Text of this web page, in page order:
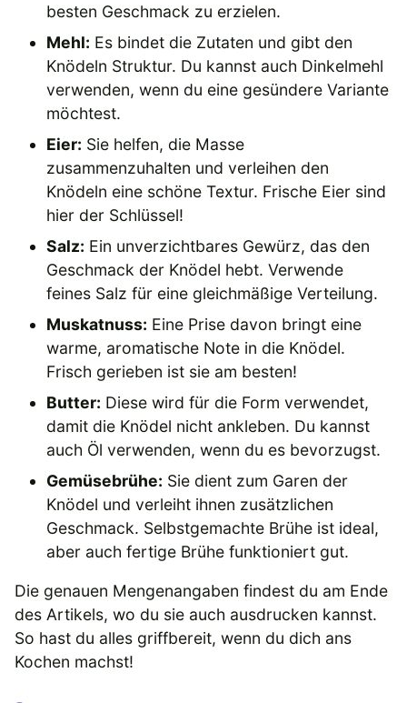
besten Geschmack zu erzielen.
Mehl: Es bindet die Zutaten und gibt den
Knödeln Struktur. Du kannst auch Dinkelmehl
verwenden, wenn du eine gesündere Variante
möchtest.
Eier: Sie helfen, die Masse
zusammenzuhalten und verleihen den
Knödeln eine schöne Textur. Frische Eier sind
hier der Schlüssel!
Salz: Ein unverzichtbares Gewürz, das den
Geschmack der Knödel hebt. Verwende
feines Salz für eine gleichmäßige Verteilung.
Muskatnuss: Eine Prise davon bringt eine
warme, aromatische Note in die Knödel.
Frisch gerieben ist sie am besten!
Butter: Diese wird für die Form verwendet,
damit die Knödel nicht ankleben. Du kannst
auch Öl verwenden, wenn du es bevorzugst.
Gemüsebrühe: Sie dient zum Garen der
Knödel und verleiht ihnen zusätzlichen
Geschmack. Selbstgemachte Brühe ist ideal,
aber auch fertige Brühe funktioniert gut.
Die genauen Mengenangaben findest du am Ende
des Artikels, wo du sie auch ausdrucken kannst.
So hast du alles griffbereit, wenn du dich ans
Kochen machst!